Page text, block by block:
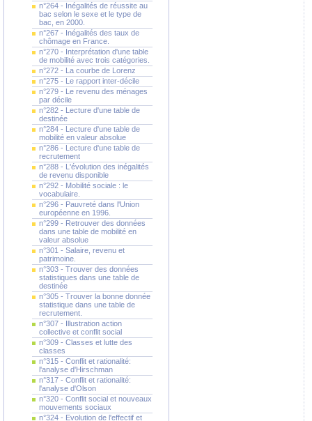
n°264 - Inégalités de réussite au
bac selon le sexe et le type de
bac, en 2000.
n°267 - Inégalités des taux de
chômage en France.
n°270 - Interprétation d'une table
de mobilité avec trois catégories.
n°272 - La courbe de Lorenz
n°275 - Le rapport inter-décile
n°279 - Le revenu des ménages
par décile
n°282 - Lecture d'une table de
destinée
n°284 - Lecture d'une table de
mobilité en valeur absolue
n°286 - Lecture d'une table de
recrutement
n°288 - L'évolution des inégalités
de revenu disponible
n°292 - Mobilité sociale : le
vocabulaire.
n°296 - Pauvreté dans l'Union
européenne en 1996.
n°299 - Retrouver des données
dans une table de mobilité en
valeur absolue
n°301 - Salaire, revenu et
patrimoine.
n°303 - Trouver des données
statistiques dans une table de
destinée
n°305 - Trouver la bonne donnée
statistique dans une table de
recrutement.
n°307 - Illustration action
collective et conflit social
n°309 - Classes et lutte des
classes
n°315 - Conflit et rationalité:
l'analyse d'Hirschman
n°317 - Conflit et rationalité:
l'analyse d'Olson
n°320 - Conflit social et nouveaux
mouvements sociaux
n°324 - Evolution de l'effectif et